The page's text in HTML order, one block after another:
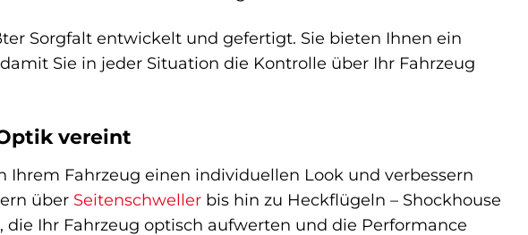
Sorgfalt entwickelt und gefertigt. Sie bieten Ihnen ein
Sie in jeder Situation die Kontrolle über Ihr Fahrzeug
vereint
Ihrem Fahrzeug einen individuellen Look und verbessern
über Seitenschweller bis hin zu Heckflügeln – Shockhouse
Ihr Fahrzeug optisch aufwerten und die Performance